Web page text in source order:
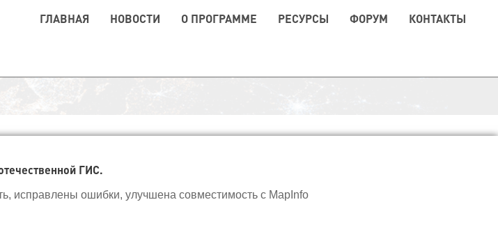
ГЛАВНАЯ НОВОСТИ О ПРОГРАММЕ РЕСУРСЫ ФОРУМ КОНТАКТЫ
ГИС.
исправлены ошибки, улучшена совместимость с MapInfo